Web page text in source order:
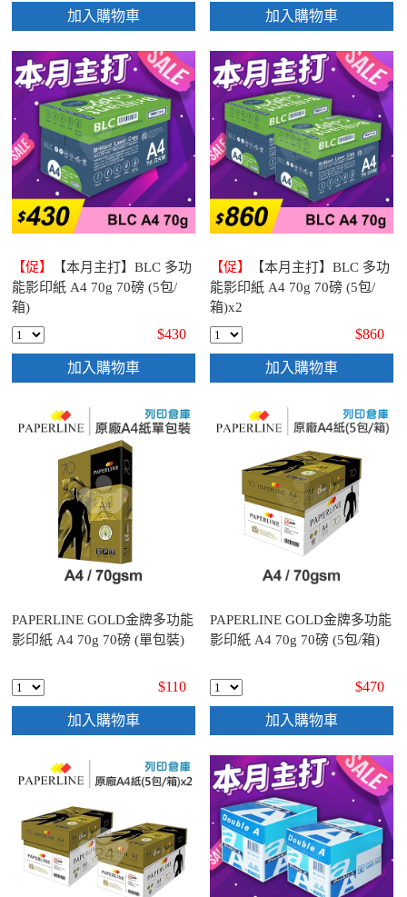
加入購物車 加入購物車
【促】
【本月主打】BLC 多功
能影印紙 A4 70g 70磅 (5包/
箱)
$430
加入購物車
【促】
【本月主打】BLC 多功
能影印紙 A4 70g 70磅 (5包/
箱)x2
$860
加入購物車
PAPERLINE GOLD金牌多功能
影印紙 A4 70g 70磅 (單包裝)
$110
加入購物車
PAPERLINE GOLD金牌多功能
影印紙 A4 70g 70磅 (5包/箱)
$470
加入購物車